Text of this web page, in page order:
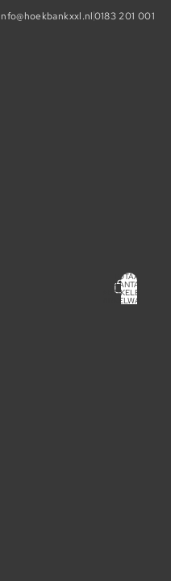
0183 201 001
TOTAAL
AANTAL
ARTIKELEN IN
WINKELWAGEN: